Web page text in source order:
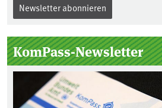
Newsletter abonnieren
KomPass-Newsletter